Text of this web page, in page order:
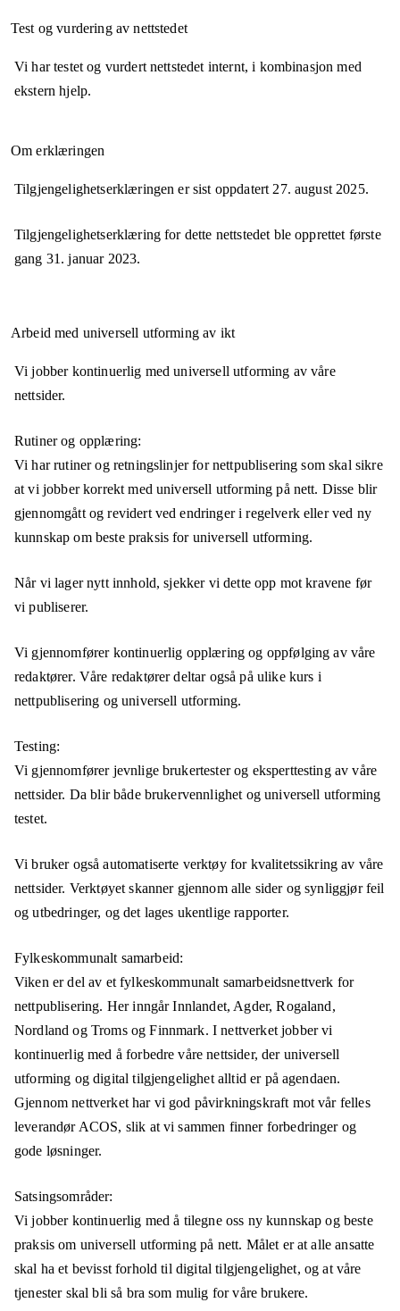
Test og vurdering av nettstedet
Vi har testet og vurdert nettstedet internt, i kombinasjon med
ekstern hjelp.
Om erklæringen
Tilgjengelighetserklæringen er sist oppdatert27. august 2025.
Tilgjengelighetserklæring for dette nettstedet ble opprettet første
gang 31. januar 2023.
Arbeid med universell utforming av ikt
Vi jobber kontinuerlig med universell utforming av våre
nettsider.
Rutiner og opplæring:
Vi har rutiner og retningslinjer for nettpublisering som skal sikre
at vi jobber korrekt med universell utforming på nett. Disse blir
gjennomgått og revidert ved endringer i regelverk eller ved ny
kunnskap om beste praksis for universell utforming.
Når vi lager nytt innhold, sjekker vi dette opp mot kravene før
vi publiserer.
Vi gjennomfører kontinuerlig opplæring og oppfølging av våre
redaktører. Våre redaktører deltar også på ulike kurs i
nettpublisering og universell utforming.
Testing:
Vi gjennomfører jevnlige brukertester og eksperttesting av våre
nettsider. Da blir både brukervennlighet og universell utforming
testet.
Vi bruker også automatiserte verktøy for kvalitetssikring av våre
nettsider. Verktøyet skanner gjennom alle sider og synliggjør feil
og utbedringer, og det lages ukentlige rapporter.
Fylkeskommunalt samarbeid:
Viken er del av et fylkeskommunalt samarbeidsnettverk for
nettpublisering. Her inngår Innlandet, Agder, Rogaland,
Nordland og Troms og Finnmark. I nettverket jobber vi
kontinuerlig med å forbedre våre nettsider, der universell
utforming og digital tilgjengelighet alltid er på agendaen.
Gjennom nettverket har vi god påvirkningskraft mot vår felles
leverandør ACOS, slik at vi sammen finner forbedringer og
gode løsninger.
Satsingsområder:
Vi jobber kontinuerlig med å tilegne oss ny kunnskap og beste
praksis om universell utforming på nett. Målet er at alle ansatte
skal ha et bevisst forhold til digital tilgjengelighet, og at våre
tjenester skal bli så bra som mulig for våre brukere.